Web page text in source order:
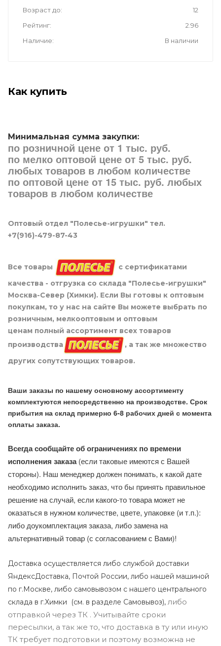
Возраст до
12
Рейтинг
2.96
Наличие
В наличии
Как купить
Минимальная сумма закупки:
по розничной цене от 1 тыс. руб.
по мелко оптовой цене от 5 тыс. руб.
любых товаров в любом количестве
по оптовой цене от 15 тыс. руб. любых
товаров в любом количестве
Оптовый отдел "Полесье-игрушки" тел.
+7(916)-479-87-43
Все товары
с сертификатами
качества - отгрузка со склада "Полесье-игрушки"
Москва-Север (Химки). Если Вы готовы к оптовым
покупкам, то у нас на сайте Вы можете выбрать по
розничным, мелкооптовым и оптовым
ценам полный ассортимент всех товаров
производства
, а так же множество
других сопутствующих товаров.
Ваши заказы по нашему основному ассортименту
комплектуются непосредственно на производстве. Срок
прибытия на склад примерно 6-8 рабочих дней с момента
оплаты заказа.
Всегда сообщайте об ограничениях по времени
исполнения заказа(если таковые имеются с Вашей
стороны). Наш менеджер должен понимать, к какой дате
необходимо исполнить заказ, что бы принять правильное
решение на случай, если какого-то товара может не
оказаться в нужном количестве, цвете, упаковке (и т.п.):
либо доукомплектация заказа, либо замена на
альтернативный товар (с согласованием с Вами)!
Доставка осуществляется либо службой доставки
ЯндексДоставка, Почтой России, либо нашей машиной
по г.Москве, либо самовывозом с нашего центрального
склада в г.Химки (см. в разделе Самовывоз), либо
отправкой через ТК . Учитывайте сроки
пересылки, а так же то, что доставка в ту или иную
ТК требует подготовки и поэтому возможна не